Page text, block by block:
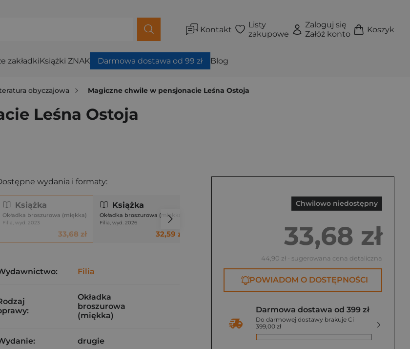
Kontakt
Listy
zakupowe
Zaloguj się
Załóż konto
Koszyk
zakładkiKsiążki ZNAK Darmowa dostawa od 99 zł Blog
obyczajowa Magiczne chwile w pensjonacie Leśna Ostoja
Leśna Ostoja
Chwilowo niedostępny
33,68 zł
44,90 zł - sugerowana cena detaliczna
POWIADOM O DOSTĘPNOŚCI
Darmowa dostawa od 399 zł
Do darmowej dostawy brakuje Ci
399,00 zł
wydania i formaty:
Książka
Okładka broszurowa (miękka)
Filia, wyd. 2023
33,68 zł
Książka
Okładka broszurowa (miękka)
Filia, wyd. 2026
32,59 zł
Filia
Okładka
broszurowa
(miękka)
drugie